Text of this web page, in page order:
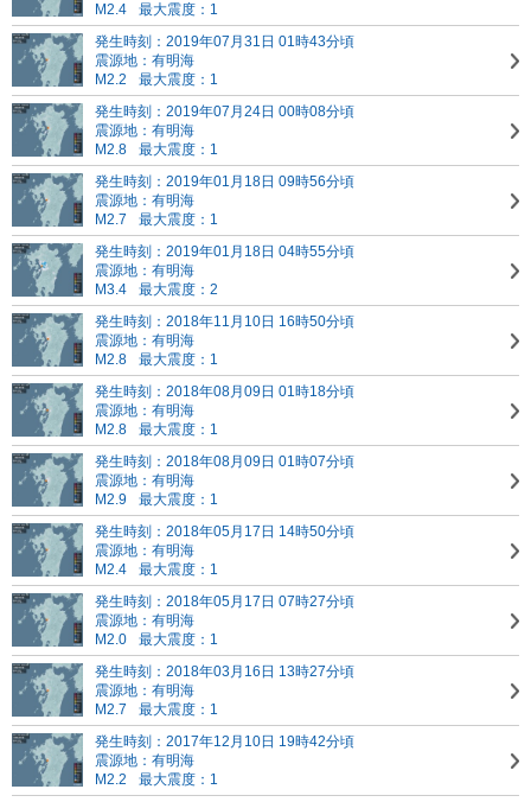
M2.4
最大震度：1
発生時刻：2019年07月31日 01時43分頃
震源地：有明海
M2.2
最大震度：1
発生時刻：2019年07月24日 00時08分頃
震源地：有明海
M2.8
最大震度：1
発生時刻：2019年01月18日 09時56分頃
震源地：有明海
M2.7
最大震度：1
発生時刻：2019年01月18日 04時55分頃
震源地：有明海
M3.4
最大震度：2
発生時刻：2018年11月10日 16時50分頃
震源地：有明海
M2.8
最大震度：1
発生時刻：2018年08月09日 01時18分頃
震源地：有明海
M2.8
最大震度：1
発生時刻：2018年08月09日 01時07分頃
震源地：有明海
M2.9
最大震度：1
発生時刻：2018年05月17日 14時50分頃
震源地：有明海
M2.4
最大震度：1
発生時刻：2018年05月17日 07時27分頃
震源地：有明海
M2.0
最大震度：1
発生時刻：2018年03月16日 13時27分頃
震源地：有明海
M2.7
最大震度：1
発生時刻：2017年12月10日 19時42分頃
震源地：有明海
M2.2
最大震度：1